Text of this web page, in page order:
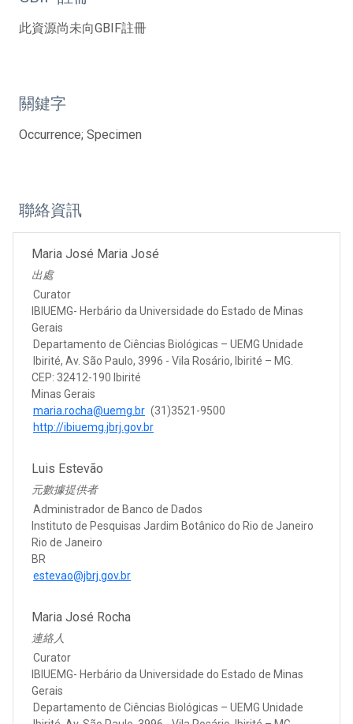
此資源尚未向GBIF註冊
關鍵字
Occurrence; Specimen
聯絡資訊
Maria José Maria José
出處
Curator
IBIUEMG- Herbário da Universidade do Estado de Minas
Gerais
Departamento de Ciências Biológicas – UEMG Unidade
Ibirité, Av. São Paulo, 3996 - Vila Rosário, Ibirité – MG.
CEP: 32412-190 Ibirité
Minas Gerais
maria.rocha@uemg.br (31)3521-9500
http://ibiuemg.jbrj.gov.br
Luis Estevão
元數據提供者
Administrador de Banco de Dados
Instituto de Pesquisas Jardim Botânico do Rio de Janeiro
Rio de Janeiro
BR
estevao@jbrj.gov.br
Maria José Rocha
連絡人
Curator
IBIUEMG- Herbário da Universidade do Estado de Minas
Gerais
Departamento de Ciências Biológicas – UEMG Unidade